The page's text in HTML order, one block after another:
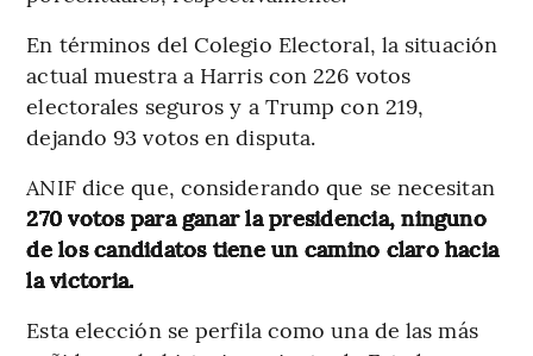
En términos del Colegio Electoral, la situación
actual muestra a Harris con 226 votos
electorales seguros y a Trump con 219,
dejando 93 votos en disputa.
ANIF dice que, considerando que se necesitan
270 votos para ganar la presidencia, ninguno
de los candidatos tiene un camino claro hacia
la victoria.
Esta elección se perfila como una de las más